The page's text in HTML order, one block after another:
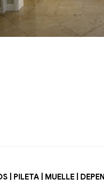
| PILETA | MUELLE |